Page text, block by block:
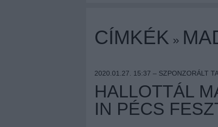
CÍMKÉK »
2020.01.27. 15:37 – SZPONZORÁLT
HALLOTTÁL
IN PÉCS